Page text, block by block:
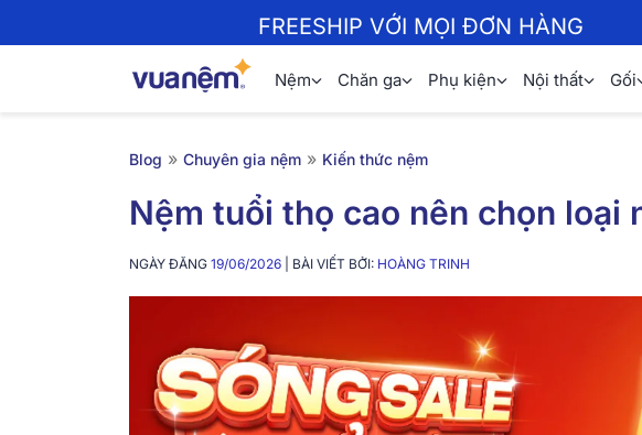
FREESHIP VỚI MỌI ĐƠN HÀNG
Nệm Chăn ga Phụ kiện Nội thất Gối
Blog » Chuyên gia nệm » Kiến thức nệm
Nệm tuổi thọ cao nên chọn loại
NGÀY ĐĂNG 19/06/2026 | BÀI VIẾT BỞI: HOÀNG TRINH